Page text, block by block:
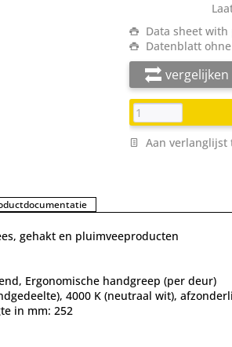
Data sheet
Datenblatt
vergelijken
Aan verlanglijst
gehakt en pluimveeproducten
Ergonomische handgreep (per deur)
4000 K (neutraal wit),
in mm: 252